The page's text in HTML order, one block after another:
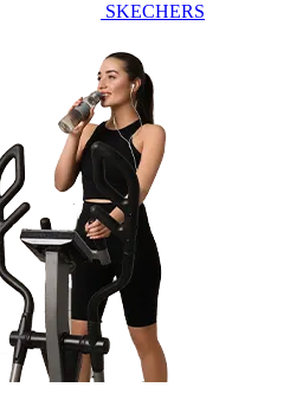
SKECHERS